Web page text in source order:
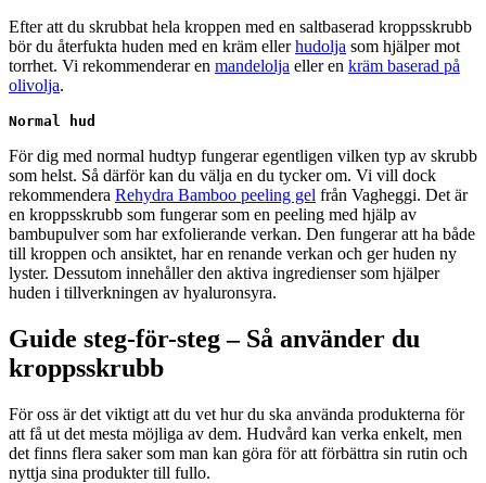
Efter att du skrubbat hela kroppen med en saltbaserad kroppsskrubb
bör du återfukta huden med en kräm ellerhudolja som hjälper mot
torrhet. Vi rekommenderar en mandelolja eller en kräm baserad på
olivolja.
Normal hud
För dig med normal hudtyp fungerar egentligen vilken typ av skrubb
som helst. Så därför kan du välja en du tycker om. Vi vill dock
rekommendera Rehydra Bamboo peeling gel från Vagheggi. Det är
en kroppsskrubb som fungerar som en peeling med hjälp av
bambupulver som har exfolierande verkan. Den fungerar att ha både
till kroppen och ansiktet, har en renande verkan och ger huden ny
lyster. Dessutom innehåller den aktiva ingredienser som hjälper
huden i tillverkningen av hyaluronsyra.
Guide steg-för-steg – Så använder du
kroppsskrubb
För oss är det viktigt att du vet hur du ska använda produkterna för
att få ut det mesta möjliga av dem. Hudvård kan verka enkelt, men
det finns flera saker som man kan göra för att förbättra sin rutin och
nyttja sina produkter till fullo.